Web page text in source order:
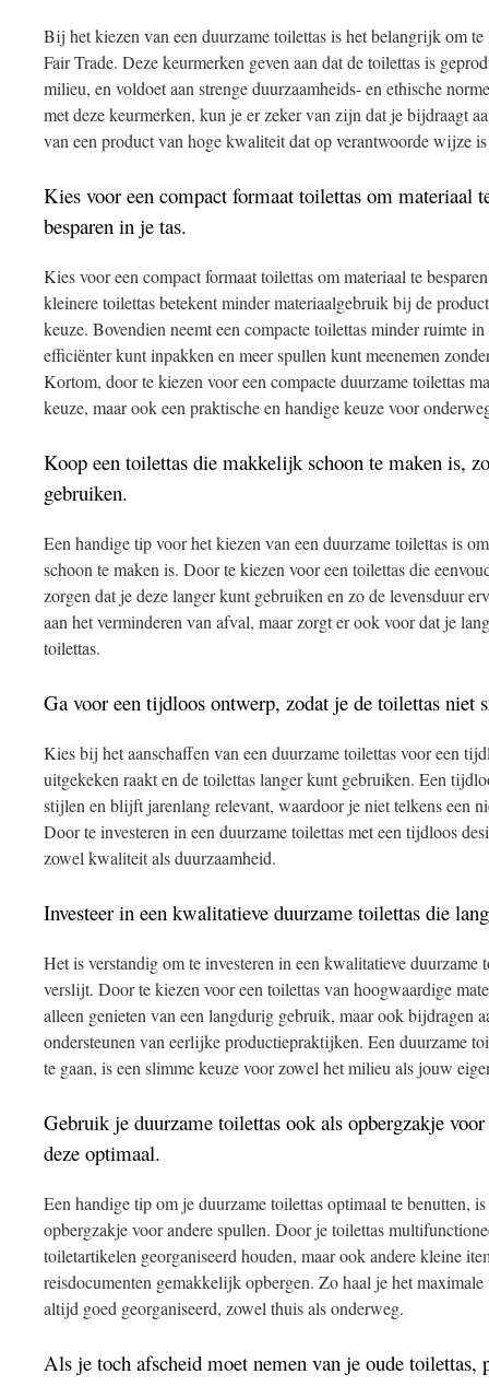
Bij het kiezen van een duurzame toilettas is het belangrijk om
Fair Trade. Deze keurmerken geven aan dat de toilettas is
milieu, en voldoet aan strenge duurzaamheids- en ethische
met deze keurmerken, kun je er zeker van zijn dat je bijdraagt
van een product van hoge kwaliteit dat op verantwoorde wijze
Kies voor een compact formaat toilettas om materiaal
besparen in je tas.
Kies voor een compact formaat toilettas om materiaal te
kleinere toilettas betekent minder materiaalgebruik bij de
keuze. Bovendien neemt een compacte toilettas minder ruimte
efficiënter kunt inpakken en meer spullen kunt meenemen
Kortom, door te kiezen voor een compacte duurzame toilettas
keuze, maar ook een praktische en handige keuze voor
Koop een toilettas die makkelijk schoon te maken is,
gebruiken.
Een handige tip voor het kiezen van een duurzame toilettas is
schoon te maken is. Door te kiezen voor een toilettas die
zorgen dat je deze langer kunt gebruiken en zo de levensduur
aan het verminderen van afval, maar zorgt er ook voor dat je
toilettas.
Ga voor een tijdloos ontwerp, zodat je de toilettas niet
Kies bij het aanschaffen van een duurzame toilettas voor een
uitgekeken raakt en de toilettas langer kunt gebruiken. Een
stijlen en blijft jarenlang relevant, waardoor je niet telkens een
Door te investeren in een duurzame toilettas met een tijdloos
zowel kwaliteit als duurzaamheid.
Investeer in een kwalitatieve duurzame toilettas die
Het is verstandig om te investeren in een kwalitatieve duurzame
verslijt. Door te kiezen voor een toilettas van hoogwaardige
alleen genieten van een langdurig gebruik, maar ook bijdragen
ondersteunen van eerlijke productiepraktijken. Een duurzame
te gaan, is een slimme keuze voor zowel het milieu als jouw
Gebruik je duurzame toilettas ook als opbergzakje
deze optimaal.
Een handige tip om je duurzame toilettas optimaal te benutten,
opbergzakje voor andere spullen. Door je toilettas
toiletartikelen georganiseerd houden, maar ook andere kleine
reisdocumenten gemakkelijk opbergen. Zo haal je het
altijd goed georganiseerd, zowel thuis als onderweg.
Als je toch afscheid moet nemen van je oude toilettas,